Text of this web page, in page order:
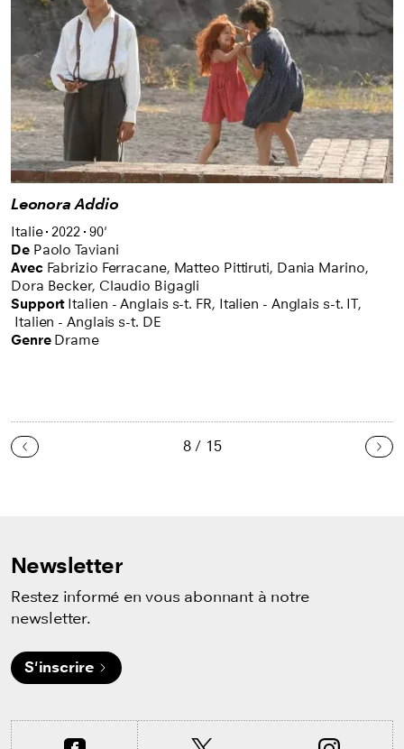
Leonora Addio
Italie 2022 90'
De Paolo Taviani
Avec Fabrizio Ferracane, Matteo Pittiruti, Dania Marino,
Dora Becker, Claudio Bigagli
Support Italien - Anglais s-t. FR, Italien - Anglais s-t. IT,
Italien - Anglais s-t. DE
Genre Drame
Précédent 8 / 15
Newsletter
Restez informé en vous abonnant à notre
newsletter.
S'inscrire